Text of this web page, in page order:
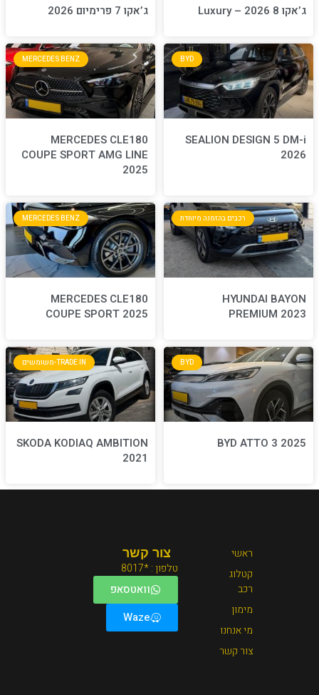
ג’אקו 7 פרימיום 2026
BYD
MERCEDES BENZ
MERCEDES CLE180
COUPE SPORT AMG LINE
MERCEDES BENZ
MERCEDES CLE180
COUPE SPORT 2025
BYD TRADE IN-משומשים
SKODA KODIAQ AMBITION
צור קשר
וואטסאפ
Waze